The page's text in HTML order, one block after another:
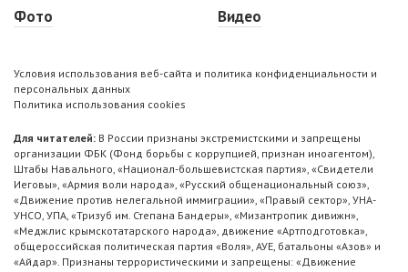
Фото
Видео
Условия использования веб-сайта и политика конфиденциальности и
персональных данных
Политика использования cookies
Для читателей: В России признаны экстремистскими и запрещены
организации ФБК (Фонд борьбы с коррупцией, признан иноагентом),
Штабы Навального, «Национал-большевистская партия», «Свидетели
Иеговы», «Армия воли народа», «Русский общенациональный союз»,
«Движение против нелегальной иммиграции», «Правый сектор», УНА-
УНСО, УПА, «Тризуб им. Степана Бандеры», «Мизантропик дивижн»,
«Меджлис крымскотатарского народа», движение «Артподготовка»,
общероссийская политическая партия «Воля», АУЕ, батальоны «Азов» и
«Айдар». Признаны террористическими и запрещены: «Движение